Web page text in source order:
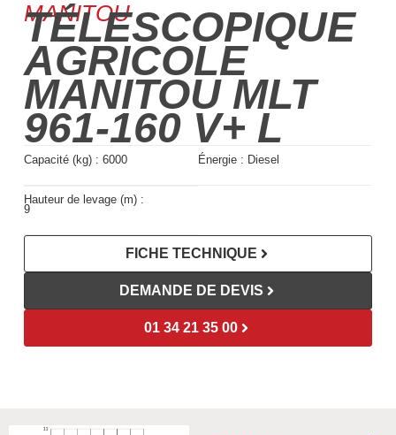
MANITOU
TÉLESCOPIQUE
AGRICOLE
MANITOU MLT
961-160 V+ L
Capacité (kg) : 6000
Hauteur de levage (m) :
9
Énergie : Diesel
FICHE TECHNIQUE
DEMANDE DE DEVIS
01 34 21 35 00